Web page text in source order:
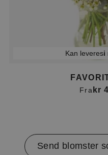
Kan leveresi
Fra kr
Send blomster